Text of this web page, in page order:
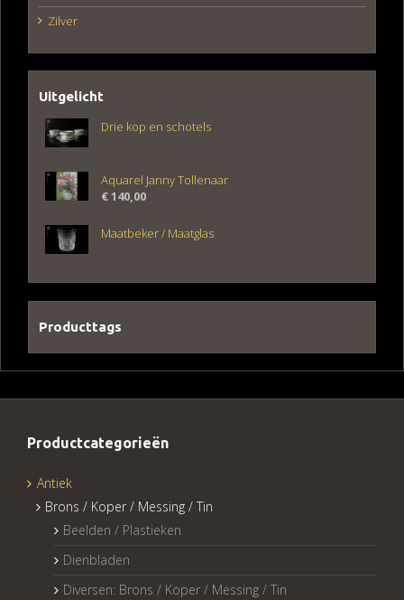
Zilver
Uitgelicht
Drie kop en schotels
Aquarel Janny Tollenaar
€140,00
Maatbeker / Maatglas
Producttags
Productcategorieën
Antiek
Brons / Koper / Messing / Tin
Beelden / Plastieken
Dienbladen
Diversen: Brons / Koper / Messing / Tin